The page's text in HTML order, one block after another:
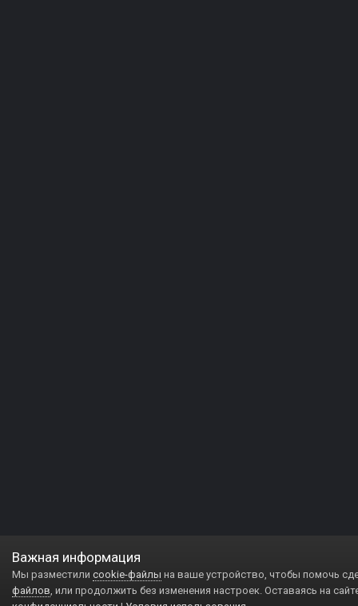
Важная информация
Мы разместили cookie-файлы на ваше устройство, чтобы помочь
файлов, или продолжить без изменения настроек. Оставаясь на